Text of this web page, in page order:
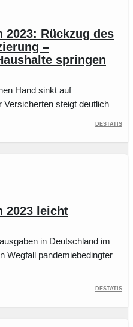
2023: Rückzug des
–
springen
Hand sinkt auf
Versicherten steigt deutlich
Destatis
2023 leicht
in Deutschland im
Wegfall pandemiebedingter
Destatis